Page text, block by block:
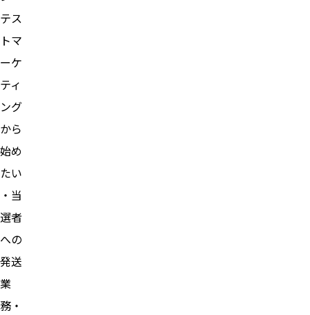
テス
トマ
ーケ
ティ
ング
から
始め
たい
・当
選者
への
発送
業
務・